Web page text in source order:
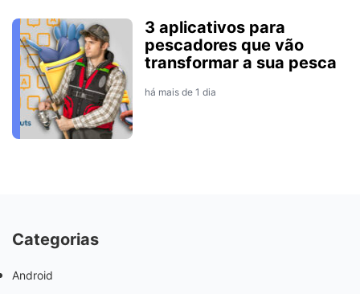
3 aplicativos para
pescadores que vão
transformar a sua pesca
há mais de 1 dia
Categorias
Android